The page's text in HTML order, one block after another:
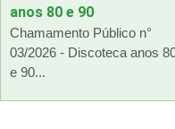
anos 80 e 90
Chamamento Público n°
03/2026 - Discoteca anos
e 90...